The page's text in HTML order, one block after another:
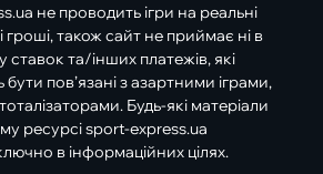
не проводить ігри на реальні
гроші, також сайт не приймає ні в
ставок та/інших платежів, які
пов’язані з азартними іграми,
Будь-які матеріали
ресурсі sport-express.ua
в інформаційних цілях.